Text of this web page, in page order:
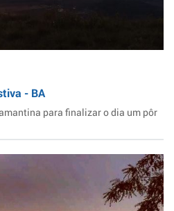
- BA
para finalizar o dia um pôr